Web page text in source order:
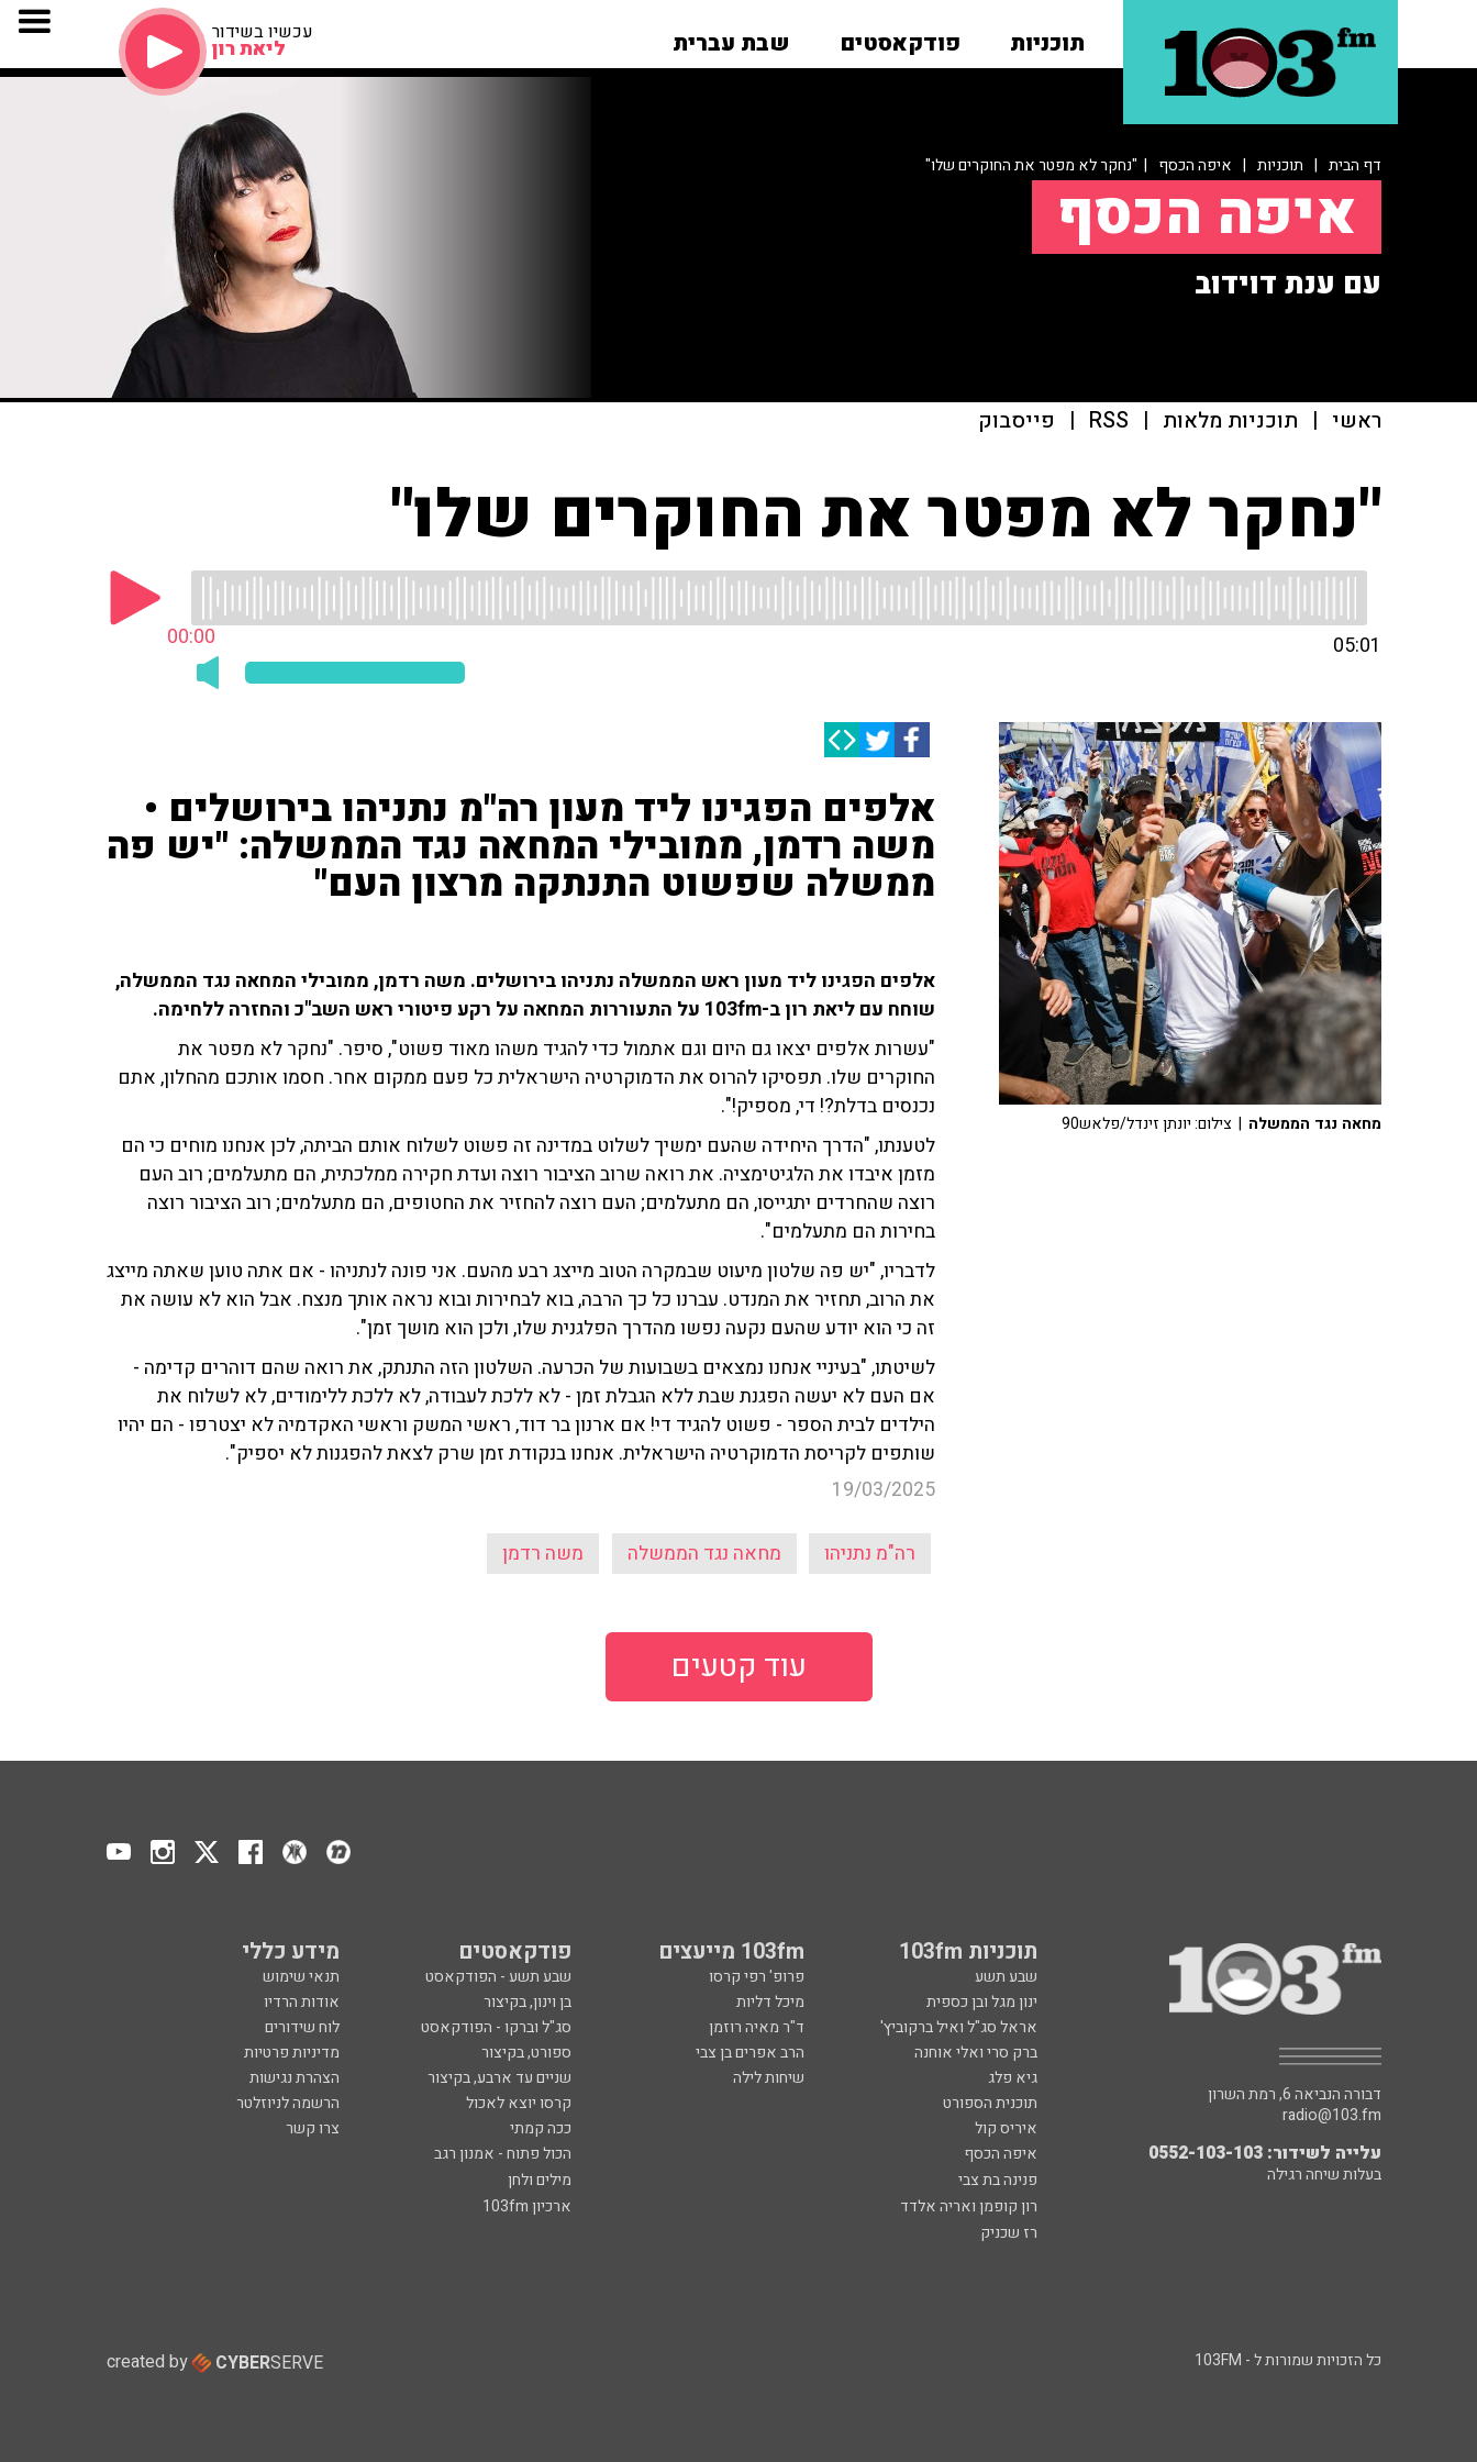
תוכניות פודקאסטים שבת עברית עכשיו בשידור
ליאת רון
דף הבית | תוכניות | איפה הכסף | "נחקר לא מפטר את החוקרים שלו"
איפה הכסף
עם ענת דוידוב
ראשי | תוכניות מלאות |
RSS
| פייסבוק
"נחקר לא מפטר את החוקרים שלו"
00:00 05:01
אלפים הפגינו ליד מעון רה"מ נתניהו בירושלים •
משה רדמן, ממובילי המחאה נגד הממשלה: "יש פה
ממשלה שפשוט התנתקה מרצון העם"
אלפים הפגינו ליד מעון ראש הממשלה נתניהו בירושלים. משה רדמן, ממובילי המחאה נגד הממשלה,
שוחח עם ליאת רון ב-103fm על התעוררות המחאה על רקע פיטורי ראש השב"כ והחזרה ללחימה.
"עשרות אלפים יצאו גם היום וגם אתמול כדי להגיד משהו מאוד פשוט", סיפר. "נחקר לא מפטר את
החוקרים שלו. תפסיקו להרוס את הדמוקרטיה הישראלית כל פעם ממקום אחר. חסמו אותכם מהחלון, אתם
נכנסים בדלת?! די, מספיק!".
לטענתו, "הדרך היחידה שהעם ימשיך לשלוט במדינה זה פשוט לשלוח אותם הביתה, לכן אנחנו מוחים כי הם
מזמן איבדו את הלגיטימציה. את רואה שרוב הציבור רוצה ועדת חקירה ממלכתית, הם מתעלמים; רוב העם
רוצה שהחרדים יתגייסו, הם מתעלמים; העם רוצה להחזיר את החטופים, הם מתעלמים; רוב הציבור רוצה
בחירות הם מתעלמים".
לדבריו, "יש פה שלטון מיעוט שבמקרה הטוב מייצג רבע מהעם. אני פונה לנתניהו - אם אתה טוען שאתה מייצג
את הרוב, תחזיר את המנדט. עברנו כל כך הרבה, בוא לבחירות ובוא נראה אותך מנצח. אבל הוא לא עושה את
זה כי הוא יודע שהעם נקעה נפשו מהדרך הפלגנית שלו, ולכן הוא מושך זמן".
לשיטתו, "בעיניי אנחנו נמצאים בשבועות של הכרעה. השלטון הזה התנתק, את רואה שהם דוהרים קדימה -
אם העם לא יעשה הפגנת שבת ללא הגבלת זמן - לא ללכת לעבודה, לא ללכת ללימודים, לא לשלוח את
הילדים לבית הספר - פשוט להגיד די! אם ארנון בר דוד, ראשי המשק וראשי האקדמיה לא יצטרפו - הם יהיו
שותפים לקריסת הדמוקרטיה הישראלית. אנחנו בנקודת זמן שרק לצאת להפגנות לא יספיק".
19/03/2025
רה"מ נתניהו מחאה נגד הממשלה משה רדמן
מחאה נגד הממשלה | צילום: יונתן זינדל/פלאש90
עוד קטעים
תוכניות 103fm 103fm מייעצים פודקאסטים מידע כללי
שבע תשע פרופ' רפי קרסו שבע תשע - הפודקאסט
תנאי שימוש
ינון מגל ובן כספית
מיכל דליות בן וינון, בקיצור
אודות הרדיו
אראל סג"ל ואיל ברקוביץ'
ד"ר מאיה רוזמן סג"ל וברקו - הפודקאסט
לוח שידורים
ברק סרי ואלי אוחנה
הרב אפרים בן צבי ספורט, בקיצור
מדיניות פרטיות
גיא פלג
שיחות לילה שניים עד ארבע, בקיצור
הצהרת נגישות
תוכנית הספורט
קרסו יוצא לאכול
הרשמה לניוזלטר
איריס קול
ככה קמתי
צרו קשר
איפה הכסף
הכול פתוח - אמנון רגב
פנינה בת צבי
מילים ולחן
רון קופמן ואריה אלדד
ארכיון 103fm
רז שכניק
דבורה הנביאה 6, רמת השרון
radio@103.fm
עלייה לשידור: 0552-103-103
בעלות שיחה רגילה
כל הזכויות שמורות ל - 103FM created by CYBERSERVE